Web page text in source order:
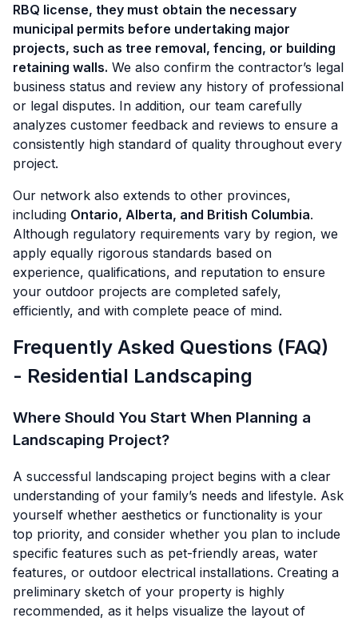
RBQ license, they must obtain the necessary
municipal permits before undertaking major
projects, such as tree removal, fencing, or building
retaining walls. We also confirm the contractor’s legal
business status and review any history of professional
or legal disputes. In addition, our team carefully
analyzes customer feedback and reviews to ensure a
consistently high standard of quality throughout every
project.
Our network also extends to other provinces,
including Ontario, Alberta, and British Columbia.
Although regulatory requirements vary by region, we
apply equally rigorous standards based on
experience, qualifications, and reputation to ensure
your outdoor projects are completed safely,
efficiently, and with complete peace of mind.
Frequently Asked Questions (FAQ)
- Residential Landscaping
Where Should You Start When Planning a
Landscaping Project?
A successful landscaping project begins with a clear
understanding of your family’s needs and lifestyle. Ask
yourself whether aesthetics or functionality is your
top priority, and consider whether you plan to include
specific features such as pet-friendly areas, water
features, or outdoor electrical installations. Creating a
preliminary sketch of your property is highly
recommended, as it helps visualize the layout of